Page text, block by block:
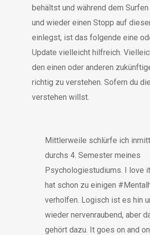
behältst und während dem
und wieder einen Stopp auf
einlegst, ist das folgende eine
Update vielleicht hilfreich.
den einen oder anderen
richtig zu verstehen. Sofern du
verstehen willst.
Mittlerweile schlürfe ich
durchs 4. Semester meines
Psychologiestudiums. I love
hat schon zu einigen
verholfen. Logisch ist es hin
wieder nervenraubend, aber
gehört dazu. It goes on and on